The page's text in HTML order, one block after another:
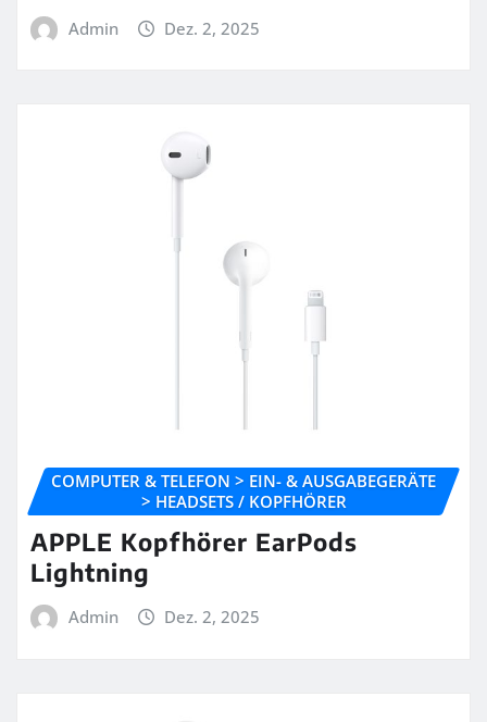
Admin Dez. 2, 2025
COMPUTER & TELEFON > EIN- & AUSGABEGERÄTE
> HEADSETS / KOPFHÖRER
APPLE Kopfhörer EarPods
Lightning
Admin Dez. 2, 2025